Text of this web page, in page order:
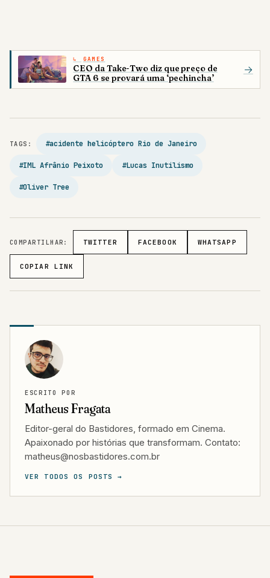
GAMES
CEO da Take-Two diz que preço de
GTA 6 se provará uma ‘pechincha’
→
TAGS: #acidente helicóptero Rio de Janeiro
#IML Afrânio Peixoto #Lucas Inutilismo
#Oliver Tree
COMPARTILHAR: TWITTER FACEBOOK WHATSAPP
COPIAR LINK
ESCRITO POR
Matheus Fragata
Editor-geral do Bastidores, formado em Cinema.
Apaixonado por histórias que transformam. Contato:
matheus@nosbastidores.com.br
VER TODOS OS POSTS →